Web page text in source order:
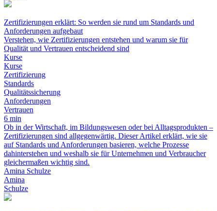
Zertifizierungen erklärt: So werden sie rund um Standards und
Anforderungen aufgebaut
Verstehen, wie Zertifizierungen entstehen und warum sie für
Qualität und Vertrauen entscheidend sind
Kurse
Kurse
Zertifizierung
Standards
Qualitätssicherung
Anforderungen
Vertrauen
6 min
Ob in der Wirtschaft, im Bildungswesen oder bei Alltagsprodukten –
Zertifizierungen sind allgegenwärtig. Dieser Artikel erklärt, wie sie
auf Standards und Anforderungen basieren, welche Prozesse
dahinterstehen und weshalb sie für Unternehmen und Verbraucher
gleichermaßen wichtig sind.
Amina Schulze
Amina
Schulze